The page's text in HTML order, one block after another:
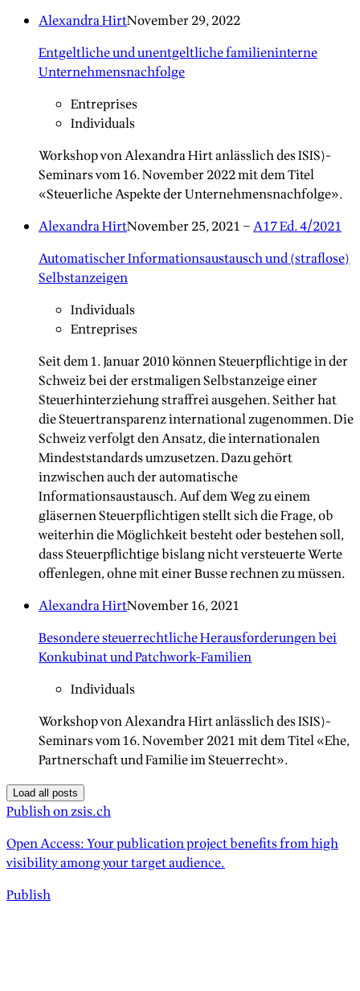
Alexandra HirtNovember 29, 2022
Entgeltliche und unentgeltliche familieninterne
Unternehmensnachfolge
Entreprises
Individuals
Workshop von Alexandra Hirt anlässlich des ISIS)-
Seminars vom 16. November 2022 mit dem Titel
«Steuerliche Aspekte der Unternehmensnachfolge».
Alexandra HirtNovember 25, 2021 –A17 Ed. 4/2021
Automatischer Informationsaustausch und (straflose)
Selbstanzeigen
Individuals
Entreprises
Seit dem 1. Januar 2010 können Steuerpflichtige in der
Schweiz bei der erstmaligen Selbstanzeige einer
Steuerhinterziehung straffrei ausgehen. Seither hat
die Steuertransparenz international zugenommen. Die
Schweiz verfolgt den Ansatz, die internationalen
Mindeststandards umzusetzen. Dazu gehört
inzwischen auch der automatische
Informationsaustausch. Auf dem Weg zu einem
gläsernen Steuerpflichtigen stellt sich die Frage, ob
weiterhin die Möglichkeit besteht oder bestehen soll,
dass Steuerpflichtige bislang nicht versteuerte Werte
offenlegen, ohne mit einer Busse rechnen zu müssen.
Alexandra HirtNovember 16, 2021
Besondere steuerrechtliche Herausforderungen bei
Konkubinat und Patchwork-Familien
Individuals
Workshop von Alexandra Hirt anlässlich des ISIS)-
Seminars vom 16. November 2021 mit dem Titel «Ehe,
Partnerschaft und Familie im Steuerrecht».
Load all posts
Publish on zsis.ch
Open Access: Your publication project benefits from high
visibility among your target audience.
Publish